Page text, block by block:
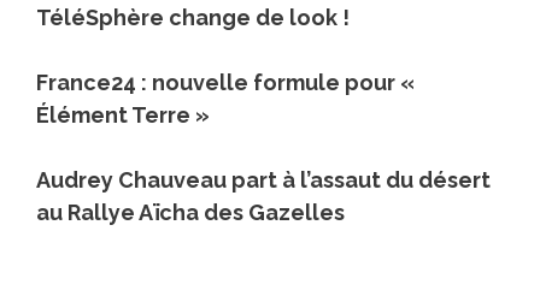
TéléSphère change de look !
France24 : nouvelle formule pour «
Élément Terre »
Audrey Chauveau part à l’assaut du désert
au Rallye Aïcha des Gazelles